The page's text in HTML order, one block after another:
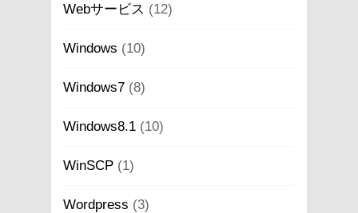
Webサービス (12)
Windows (10)
Windows7 (8)
Windows8.1 (10)
WinSCP (1)
Wordpress (3)